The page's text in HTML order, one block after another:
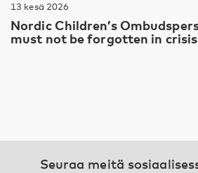
13 kesä 2026
Nordic Children’s
must not be forgotten in
Seuraa meitä